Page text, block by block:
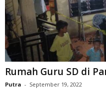
Rumah Guru SD di
Putra - September 19, 2022